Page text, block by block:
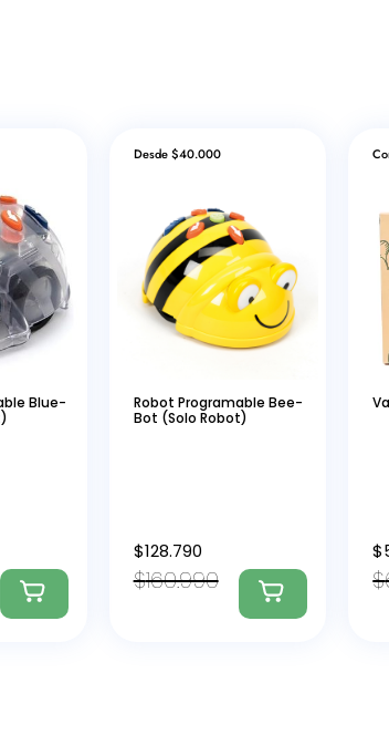
Blue-
Desde $40.000
Robot Programable Bee-
Bot (Solo Robot)
$160.990
$128.790
$
$